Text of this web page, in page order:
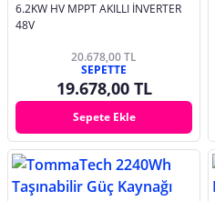
6.2KW HV MPPT AKILLI İNVERTER
48V
20.678,00 TL
SEPETTE
19.678,00 TL
Sepete Ekle